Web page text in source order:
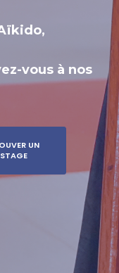
vous à nos
UN
STAGE